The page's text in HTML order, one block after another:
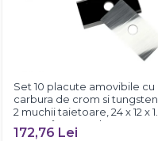
Set 10 placute amovibile cu
carbura de crom si tungsten,
2 muchii taietoare, 24 x 12 x 1.5
mm, 35°, Kannenberg
172,76 Lei